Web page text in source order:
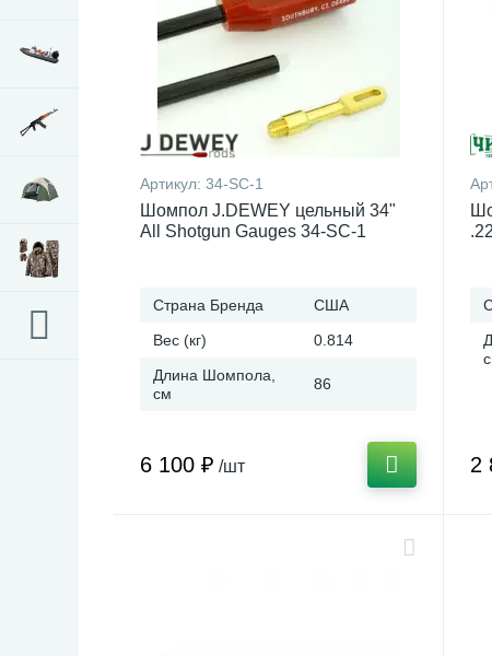
Артикул: 34-SC-1
Шомпол J.DEWEY цельный 34"
All Shotgun Gauges 34-SC-1
Страна Бренда
США
Вес (кг)
0.814
Длина Шомпола,
см
86
6 100 ₽ /шт 2